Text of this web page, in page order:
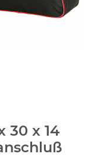
30 x 14